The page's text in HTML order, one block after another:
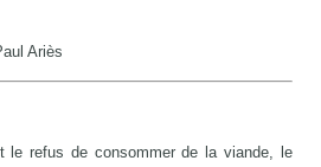
Ariès
le refus de consommer de la viande, le